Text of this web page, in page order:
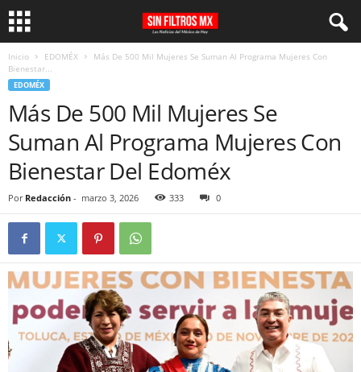
Inicio EDOMÉX
Más De 500 Mil Mujeres Se Suman Al Programa Mujeres Con
Bienestar...
EDOMÉX
Más De 500 Mil Mujeres Se
Suman Al Programa Mujeres Con
Bienestar Del Edoméx
Por Redacción - marzo 3, 2026 333 0